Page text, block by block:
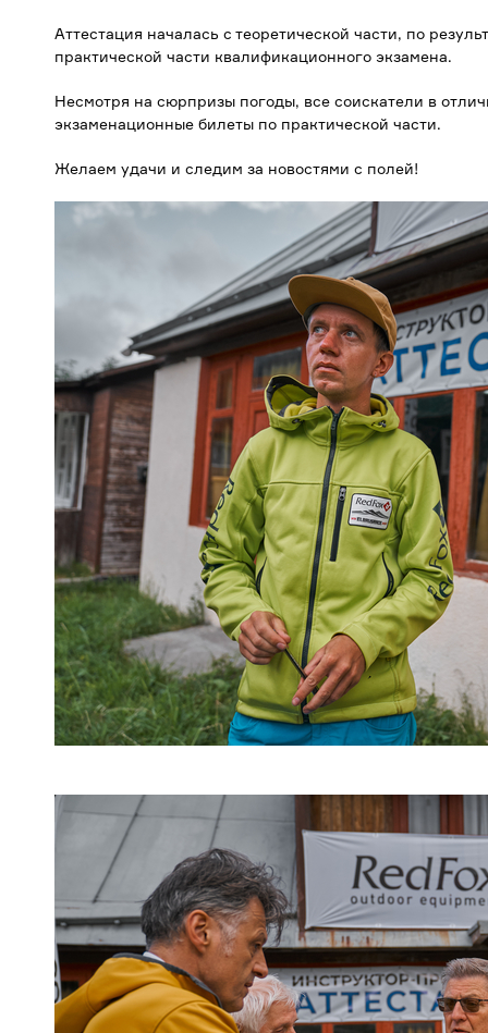
Аттестация началась с теоретической части, по
практической части квалификационного экзамена.
Несмотря на сюрпризы погоды, все соискатели в
экзаменационные билеты по практической части.
Желаем удачи и следим за новостями с полей!